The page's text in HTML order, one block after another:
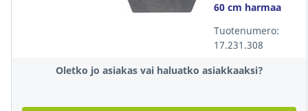
60 cm harmaa
Tuotenumero:
17.231.308
Oletko jo asiakas vai haluatko asiakkaaksi?